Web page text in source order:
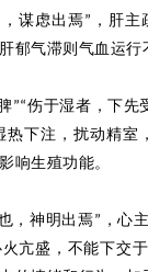
谋虑出焉” ，肝
郁气滞则气血运
”“伤于湿者，下先
热下注，扰动精室
响生殖功能。
，神明出焉” ，心
火亢盛，不能下交